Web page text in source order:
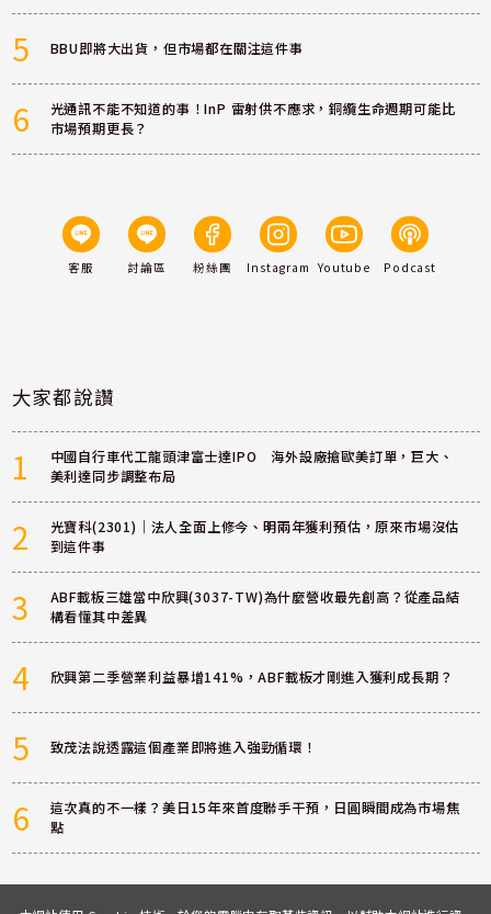
5 BBU即將大出貨，但市場都在關注這件事
6
光通訊不能不知道的事！InP 雷射供不應求，銅纜生命週期可能比
市場預期更長？
客服 討論區 粉絲團 Instagram Youtube Podcast
大家都說讚
1
中國自行車代工龍頭津富士達IPO 海外設廠搶歐美訂單，巨大、
美利達同步調整布局
2
光寶科(2301)｜法人全面上修今、明兩年獲利預估，原來市場沒估
到這件事
3
ABF載板三雄當中欣興(3037-TW)為什麼營收最先創高？從產品結
構看懂其中差異
4 欣興第二季營業利益暴增141%，ABF載板才剛進入獲利成長期？
5 致茂法說透露這個產業即將進入強勁循環！
6
這次真的不一樣？美日15年來首度聯手干預，日圓瞬間成為市場焦
點